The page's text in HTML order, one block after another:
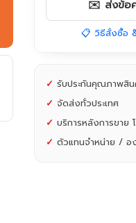
✉️ ส่งข้อค
📋 วิธีสั่งซื้อ
✓ รับประกันคุณภาพสิน
✓ จัดส่งทั่วประเทศ
✓ บริการหลังการขาย
✓ ตัวแทนจำหน่าย / อ